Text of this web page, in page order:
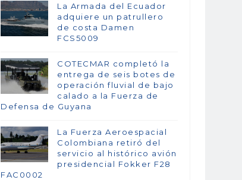
La Armada del Ecuador
adquiere un patrullero
de costa Damen
FCS5009
COTECMAR completó la
entrega de seis botes de
operación fluvial de bajo
calado a la Fuerza de
Defensa de Guyana
La Fuerza Aeroespacial
Colombiana retiró del
servicio al histórico avión
presidencial Fokker F28
FAC0002